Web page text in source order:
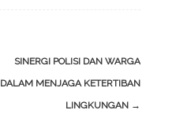
SINERGI POLISI DAN WARGA
DALAM MENJAGA KETERTIBAN
LINGKUNGAN →